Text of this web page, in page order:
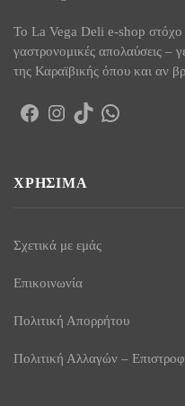
To La Vega Deli e-shop στόχο
γαστρονομικές απολαύσεις –
της Καραϊβικής όπου και αν
Facebook
Instagram
TikTokWhatsApp
ΧΡΉΣΙΜΑ
Σχετικά με εμάς
Επικοινωνία
Πολιτική Απορρήτου
Πολιτική Αλλαγών –